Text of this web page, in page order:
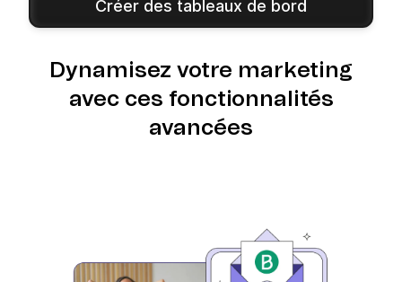
Créer des tableaux de bord
Dynamisez votre marketing
avec ces fonctionnalités
avancées